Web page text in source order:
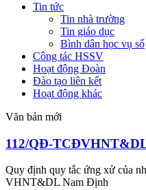
Tin tức
Tin nhà trường
Tin giáo dục
Bình dân học vụ số
Công tác HSSV
Hoạt động Đoàn
Đào tạo liên kết
Hoạt động khác
Văn bản mới
112/QĐ-
Quy định quy tắc ứng xử của
VHNT&DL Nam Định